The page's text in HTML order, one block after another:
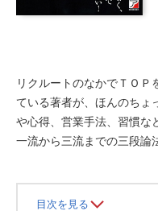
リクルートのなかでＴＯＰ
ている著者が、ほんのちょ
や心得、営業手法、習慣な
一流から三流までの三段論
目次を見る